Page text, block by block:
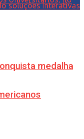
medalha
soluções Interativas